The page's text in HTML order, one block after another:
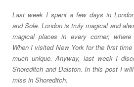
Last week I spent a few days in
and Sole. London is truly magical and
magical placesin every corner,
WhenI visited New York for the first
much unique. Anyway, last week I
Shoreditch and Dalston. In this post I
miss in Shoreditch.